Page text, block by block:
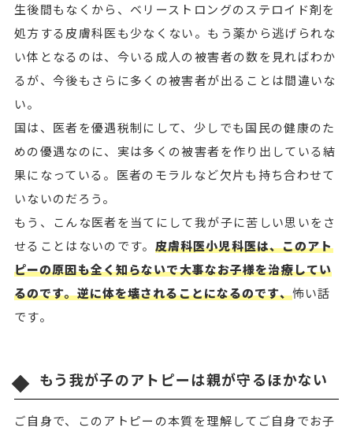
生後間もなくから、ベリーストロングのステロイド剤を
処方する皮膚科医も少なくない。もう薬から逃げられな
い体となるのは、今いる成人の被害者の数を見ればわか
るが、今後もさらに多くの被害者が出ることは間違いな
い。
国は、医者を優遇税制にして、少しでも国民の健康のた
めの優遇なのに、実は多くの被害者を作り出している結
果になっている。医者のモラルなど欠片も持ち合わせて
いないのだろう。
もう、こんな医者を当てにして我が子に苦しい思いをさ
せることはないのです。 皮膚科医小児科医は、このアト
ピーの原因も全く知らないで大事なお子様を治療してい
るのです。逆に体を壊されることになるのです、怖い話
です。
もう我が子のアトピーは親が守るほかない
ご自身で、このアトピーの本質を理解してご自身でお子